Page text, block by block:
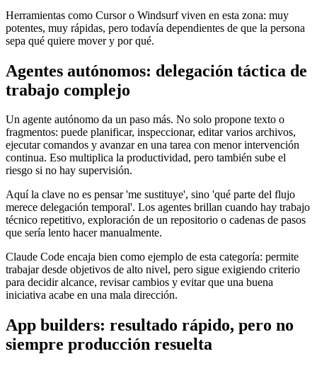
Herramientas como Cursor o Windsurf viven en esta zona: muy
potentes, muy rápidas, pero todavía dependientes de que la persona
sepa qué quiere mover y por qué.
Agentes autónomos: delegación táctica de
trabajo complejo
Un agente autónomo da un paso más. No solo propone texto o
fragmentos: puede planificar, inspeccionar, editar varios archivos,
ejecutar comandos y avanzar en una tarea con menor intervención
continua. Eso multiplica la productividad, pero también sube el
riesgo si no hay supervisión.
Aquí la clave no es pensar 'me sustituye', sino 'qué parte del flujo
merece delegación temporal'. Los agentes brillan cuando hay trabajo
técnico repetitivo, exploración de un repositorio o cadenas de pasos
que sería lento hacer manualmente.
Claude Code encaja bien como ejemplo de esta categoría: permite
trabajar desde objetivos de alto nivel, pero sigue exigiendo criterio
para decidir alcance, revisar cambios y evitar que una buena
iniciativa acabe en una mala dirección.
App builders: resultado rápido, pero no
siempre producción resuelta